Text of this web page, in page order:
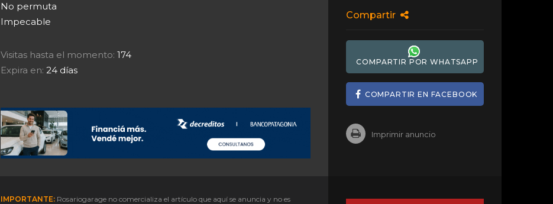
No permuta
Impecable
Visitas hasta el momento: 174
Expira en: 24 días
Compartir
COMPARTIR POR WHATSAPP
COMPARTIR EN FACEBOOK
Imprimir anuncio
IMPORTANTE:Rosariogarage no comercializa el artículo que aquí se anuncia y no es